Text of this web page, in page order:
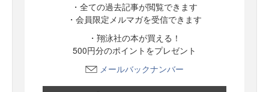
・全ての過去記事が閲覧できます
・会員限定メルマガを受信できます
・翔泳社の本が買える！
500円分のポイントをプレゼント
メールバックナンバー